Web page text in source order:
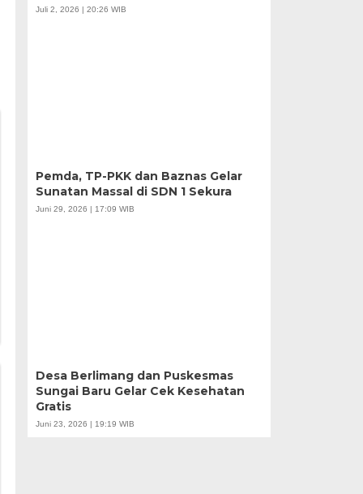
Juli 2, 2026 | 20:26 WIB
Pemda, TP-PKK dan Baznas Gelar
Sunatan Massal di SDN 1 Sekura
Juni 29, 2026 | 17:09 WIB
Desa Berlimang dan Puskesmas
Sungai Baru Gelar Cek Kesehatan
Gratis
Juni 23, 2026 | 19:19 WIB